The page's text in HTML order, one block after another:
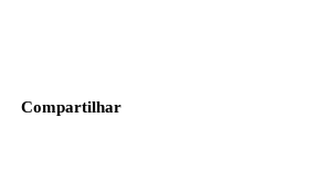
Compartilhar